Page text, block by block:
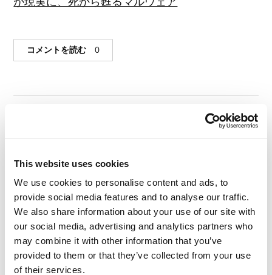
This website uses cookies
We use cookies to personalise content and ads, to
provide social media features and to analyse our traffic.
We also share information about your use of our site with
our social media, advertising and analytics partners who
may combine it with other information that you’ve
provided to them or that they’ve collected from your use
of their services.
コメントを読む 0
2016年6月17日
人工知能：今そこに
ある作為
人工知能（AI）